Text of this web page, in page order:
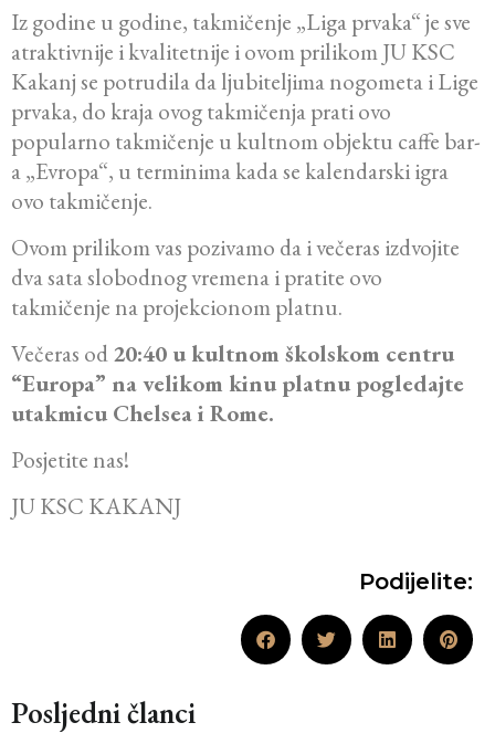
Iz godine u godine, takmičenje „Liga prvaka“ je sve
atraktivnije i kvalitetnije i ovom prilikom JU KSC
Kakanj se potrudila da ljubiteljima nogometa i Lige
prvaka, do kraja ovog takmičenja prati ovo
popularno takmičenje u kultnom objektu caffe bar-
a „Evropa“, u terminima kada se kalendarski igra
ovo takmičenje.
Ovom prilikom vas pozivamo da i večeras izdvojite
dva sata slobodnog vremena i pratite ovo
takmičenje na projekcionom platnu.
Večeras od20:40 u kultnom školskom centru
“Europa” na velikom kinu platnu pogledajte
utakmicu Chelsea i Rome.
Posjetite nas!
JU KSC KAKANJ
Podijelite:
Posljedni članci